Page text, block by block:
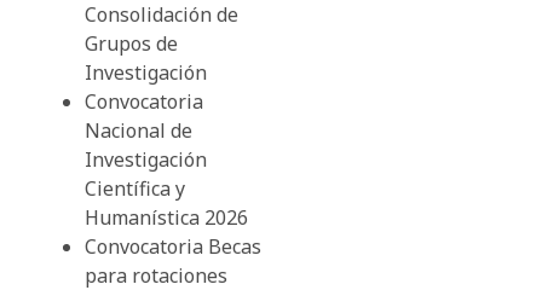
Consolidación de
Grupos de
Investigación
Convocatoria
Nacional de
Investigación
Científica y
Humanística 2026
Convocatoria Becas
para rotaciones